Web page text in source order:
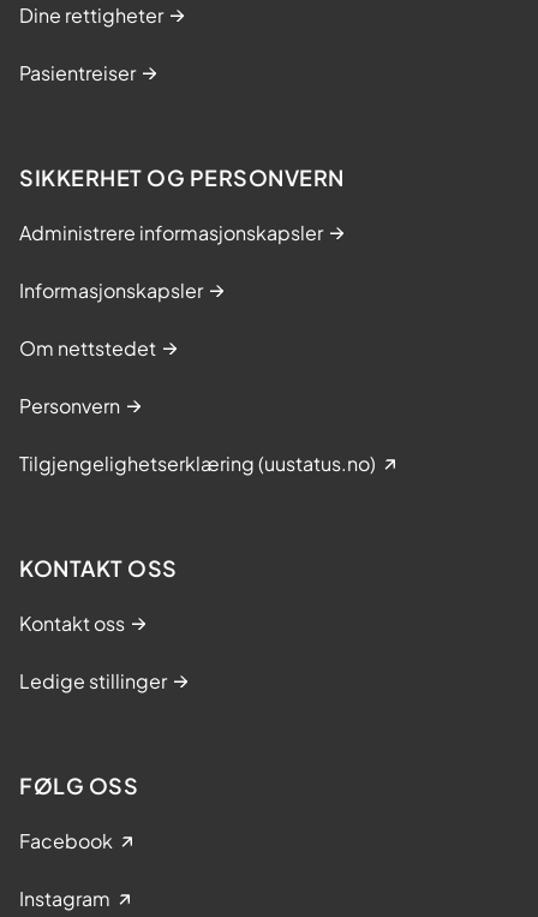
Dine rettigheter
Pasientreiser
SIKKERHET OG PERSONVERN
Administrere informasjonskapsler
Informasjonskapsler
Om nettstedet
Personvern
Tilgjengelighetserklæring (uustatus.no)
KONTAKT OSS
Kontakt oss
Ledige stillinger
FØLG OSS
Facebook
Instagram